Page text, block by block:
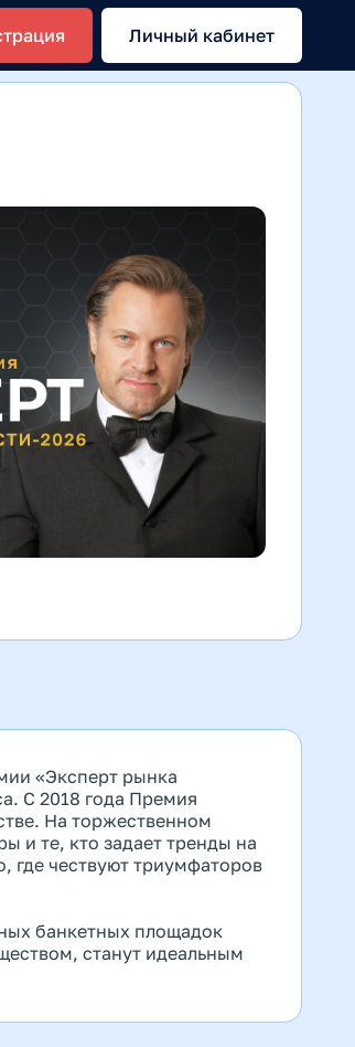
Личный кабинет
«Эксперт рынка
С 2018 года Премия
На торжественном
и те, кто задает тренды на
где чествуют триумфаторов
банкетных площадок
станут идеальным